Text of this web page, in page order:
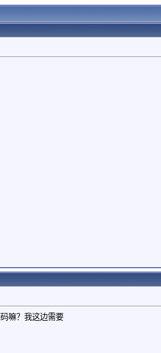
嘛？我这边需要